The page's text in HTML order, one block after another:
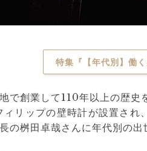
特集『【年代別】働
で創業して110年以上の歴
ィリップの壁時計が設置され
の桝田卓哉さんに年代別の